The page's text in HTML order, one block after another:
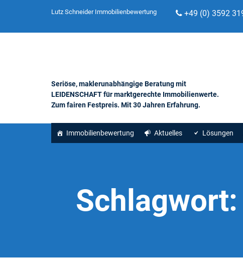
Lutz Schneider Immobilienbewertung +49 (0) 3592
Seriöse, maklerunabhängige Beratung mit
LEIDENSCHAFT für marktgerechte Immobilienwerte.
Zum fairen Festpreis. Mit 30 Jahren Erfahrung.
Immobilienbewertung Aktuelles Lösungen
Schlagwort: